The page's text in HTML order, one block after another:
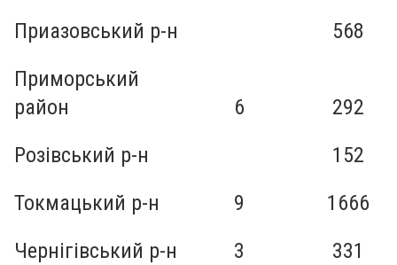
Приазовський р-н
568
Приморський
район
6
292
Розівський р-н
152
Токмацький р-н
9
1666
Чернігівський р-н
3
331